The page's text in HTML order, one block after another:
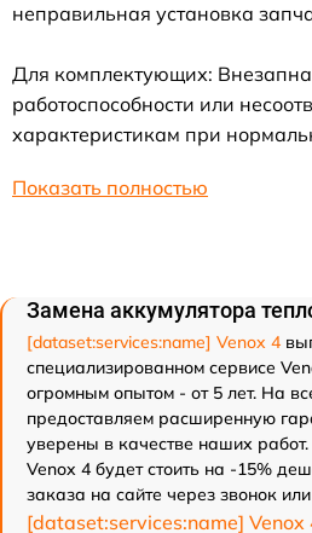
неправильная установка
Для комплектующих:
работоспособности или
характеристикам при
Показать полностью
Замена аккумулятора
[dataset:services:name] Venox 4
специализированном сервисе
огромным опытом - от 5 лет. На
предоставляем расширенную
уверены в качестве наших
Venox 4 будет стоить на -15%
заказа на сайте через звонок
[dataset:services:name] Venox